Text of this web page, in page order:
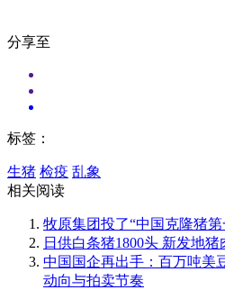
分享至
标签：
生猪 检疫 乱象
相关阅读
牧原集团投了“中国克隆猪第
日供白条猪1800头 新发地
中国国企再出手：百万吨美
动向与拍卖节奏